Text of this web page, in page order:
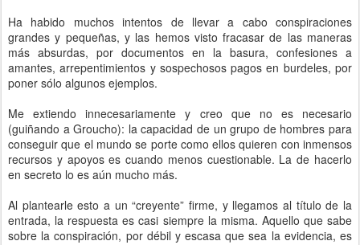
Ha habido muchos intentos de llevar a cabo conspiraciones
grandes y pequeñas, y las hemos visto fracasar de las maneras
más absurdas, por documentos en la basura, confesiones a
amantes, arrepentimientos y sospechosos pagos en burdeles, por
poner sólo algunos ejemplos.
Me extiendo innecesariamente y creo que no es necesario
(guiñando a Groucho): la capacidad de un grupo de hombres para
conseguir que el mundo se porte como ellos quieren con inmensos
recursos y apoyos es cuando menos cuestionable. La de hacerlo
en secreto lo es aún mucho más.
Al plantearle esto a un “creyente” firme, y llegamos al título de la
entrada, la respuesta es casi siempre la misma. Aquello que sabe
sobre la conspiración, por débil y escasa que sea la evidencia, es